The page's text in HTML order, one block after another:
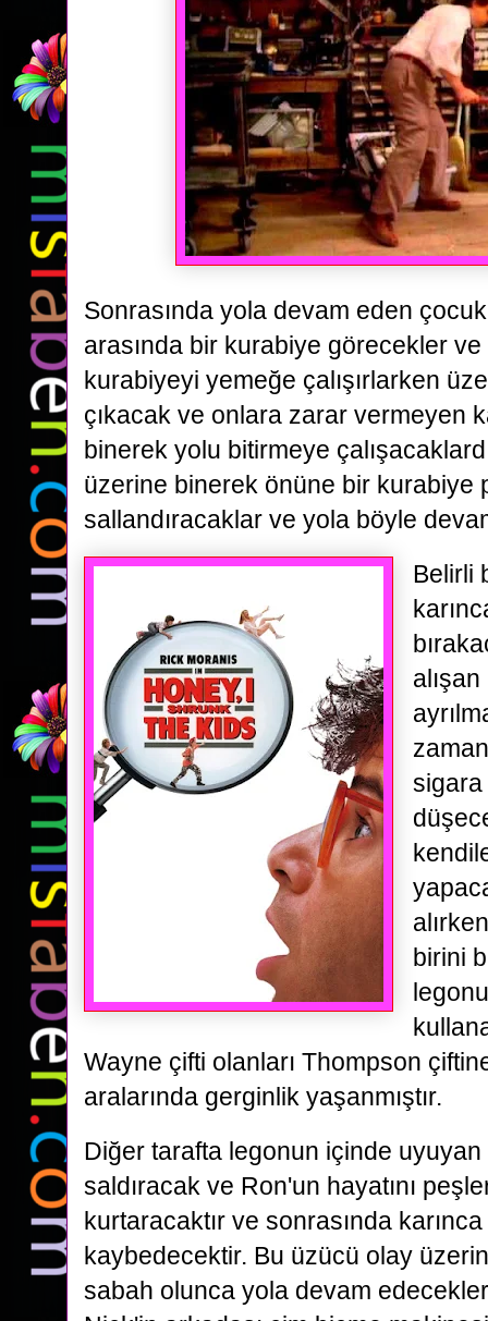
Sonrasında yola devam eden
arasında bir kurabiye görecekler
kurabiyeyi yemeğe çalışırlarken
çıkacak ve onlara zarar vermeyen
binerek yolu bitirmeye
üzerine binerek önüne bir kurabiye
sallandıracaklar ve yola böyle
Belirli
birini
Wayne çifti olanları Thompson
aralarında gerginlik yaşanmıştır.
Diğer tarafta legonun içinde
saldıracak ve Ron'un hayatını
kurtaracaktır ve sonrasında karınca
kaybedecektir. Bu üzücü olay
sabah olunca yola devam